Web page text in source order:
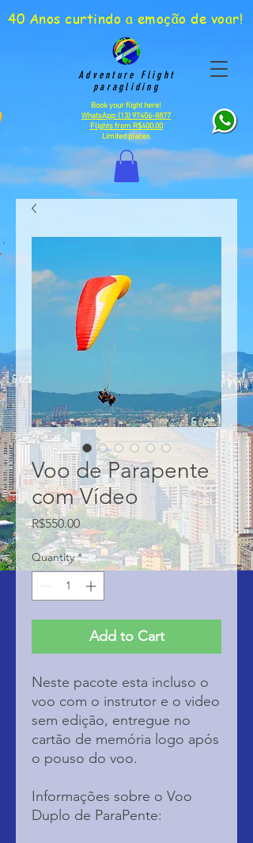
Adventure Flight
paragliding
Book your flight here!
WhatsApp:(13) 97406-8877
Flights from R$400.00
Limited places
40 Anos curtindo a emoção de voar!
Voo de Parapente
com Vídeo
R$550.00Price
Quantity *
Add to Cart
Neste pacote esta incluso o
voo com o instrutor e o video
sem edição, entregue no
cartão de memória logo após
o pouso do voo.
Informações sobre o Voo
Duplo de ParaPente: